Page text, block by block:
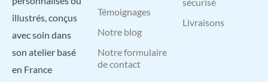
illustrés, conçus
avec soin dans
son atelier basé
en France
Témoignages
Notre blog
Notre formulaire
de contact
Livraisons